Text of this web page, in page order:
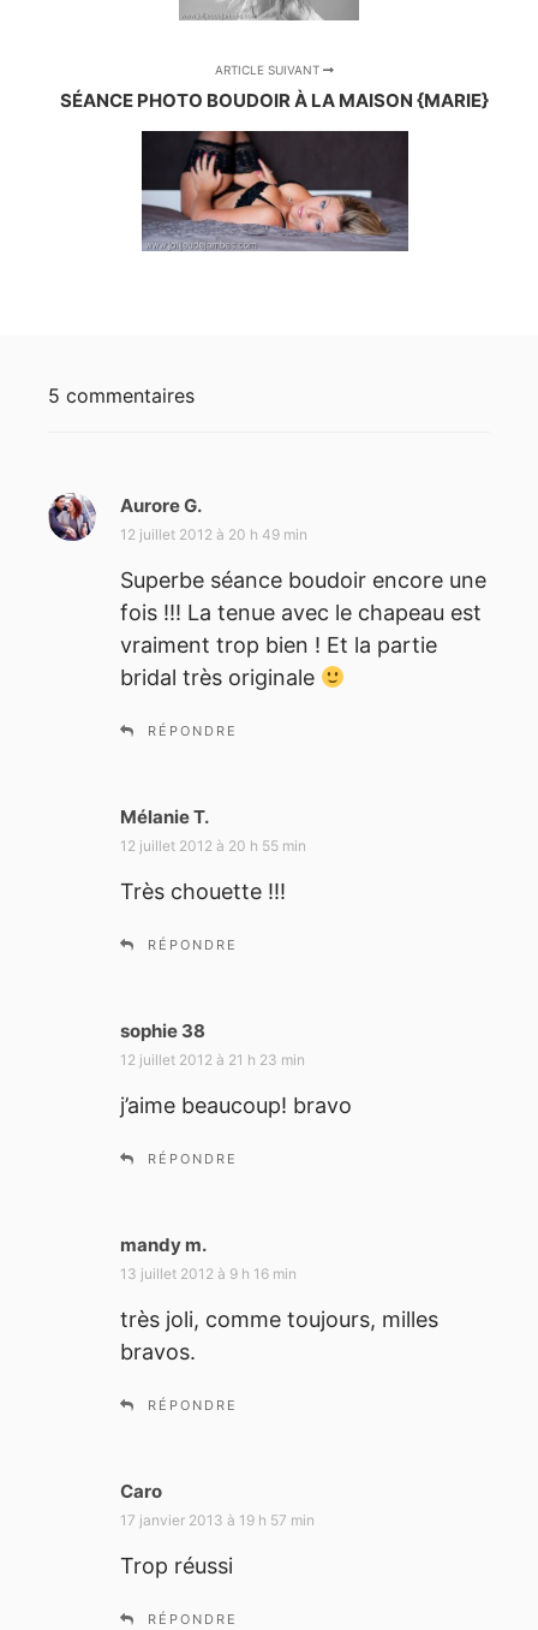
ARTICLE SUIVANT
SÉANCE PHOTO BOUDOIR À LA MAISON {MARIE}
5 commentaires
Aurore G.
i
:
12 juillet 2012 à 20 h 49 min
Superbe séance boudoir encore une
fois !!! La tenue avec le chapeau est
vraiment trop bien ! Et la partie
bridal très originale
RÉPONDRE
Mélanie T.
i
12 juillet 2012 à 20 h 55 min
Très chouette !!!
RÉPONDRE
sophie 38
i
12 juillet 2012 à 21 h 23 min
j’aime beaucoup! bravo
RÉPONDRE
mandy m.
i
13 juillet 2012 à 9 h 16 min
très joli, comme toujours, milles
bravos.
RÉPONDRE
Caro
i
17 janvier 2013 à 19 h 57 min
Trop réussi
RÉPONDRE